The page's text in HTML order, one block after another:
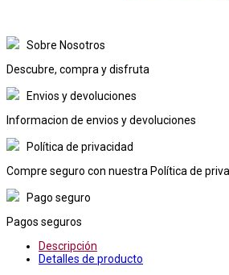
Sobre Nosotros
Descubre, compra y disfruta
Envios y devoluciones
Informacion de envios y devoluciones
Política de privacidad
Compre seguro con nuestra Política de
Pago seguro
Pagos seguros
Descripción
Detalles de producto